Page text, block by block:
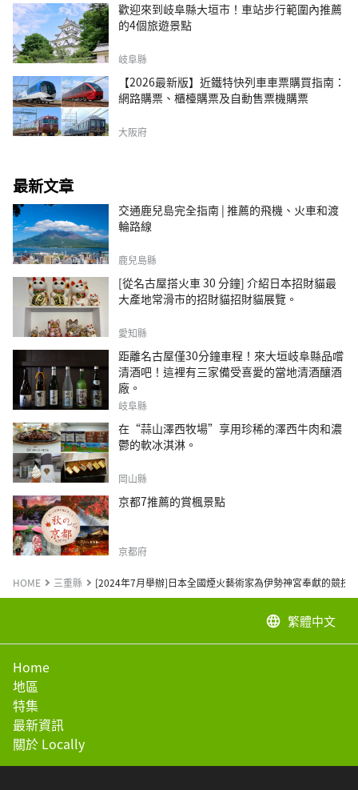
歡迎來到岐阜縣大垣市！車站步行範圍內推薦
的4個旅遊景點
岐阜縣
【2026最新版】近鐵特快列車車票購買指南：
網路購票、櫃檯購票及自動售票機購票
大阪府
最新文章
交通鹿兒島完全指南 | 推薦的飛機、火車和渡
輪路線
鹿兒島縣
[從名古屋搭火車 30 分鐘] 介紹日本招財貓最
大產地常滑市的招財貓招財貓展覽。
愛知縣
距離名古屋僅30分鐘車程！來大垣岐阜縣品嚐
清酒吧！這裡有三家備受喜愛的當地清酒釀酒
廠。
岐阜縣
在“蒜山澤西牧場”享用珍稀的澤西牛肉和濃
鬱的軟冰淇淋。
岡山縣
京都7推薦的賞楓景點
京都府
HOME 三重縣 [2024年7月舉辦]日本全國煙火藝術家為伊勢神宮奉獻的競技
language 繁體中文
Home
地區
特集
最新資訊
關於 Locally